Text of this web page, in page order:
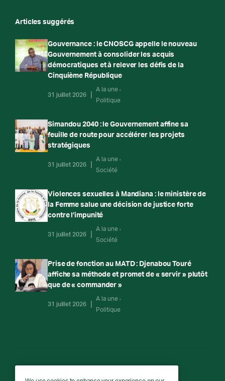
Articles suggérés
Gouvernance : le CNOSCG appelle le nouveau
Gouvernement à consolider les acquis
démocratiques et à relever les défis de la
Cinquième République
31 juillet 2026
A la une
Politique
Simandou 2040 : le Gouvernement affine sa
feuille de route pour accélérer les projets
stratégiques
31 juillet 2026
A la une
Société
Violences sexuelles à Mandiana : le ministère de
la Femme salue une décision de justice forte
contre l’impunité
31 juillet 2026
A la une
Société
Prise de fonction au MATD : Djenabou Touré
affiche sa méthode et promet de « servir » plutôt
que de « commander »
31 juillet 2026
A la une
Politique
RTG